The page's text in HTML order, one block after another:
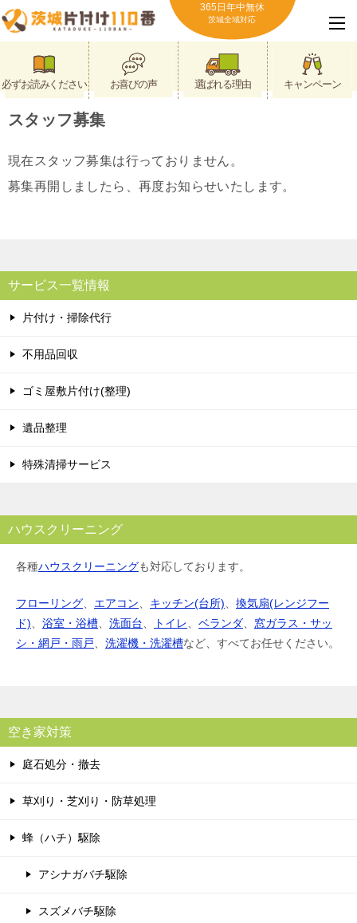
365日年中無休
茨城全域対応
必ずお読みください お喜びの声 選ばれる理由 キャンペーン
スタッフ募集
現在スタッフ募集は行っておりません。
募集再開しましたら、再度お知らせいたします。
サービス一覧情報
片付け・掃除代行
不用品回収
ゴミ屋敷片付け(整理)
遺品整理
特殊清掃サービス
ハウスクリーニング
各種ハウスクリーニングも対応しております。
フローリング エアコン キッチン(台所)
換気扇(レンジフー
ド)
浴室・浴槽 洗面台 トイレ ベランダ
窓ガラス・サッ
シ・網戸・雨戸
洗濯機・洗濯槽など、すべてお任せください。
空き家対策
庭石処分・撤去
草刈り・芝刈り・防草処理
蜂（ハチ）駆除
アシナガバチ駆除
スズメバチ駆除